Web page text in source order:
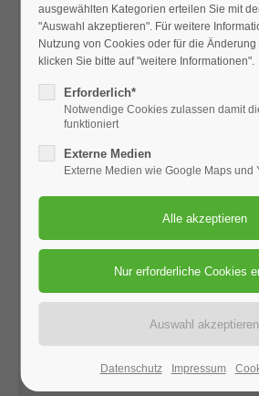
DAV-Newsletter
Monatsabend „Unfall am
Die DAV-Sektion Weißenburg
ausgewählten Kategorien erteilen Sie mit
"Auswahl akzeptieren". Für weitere
Nutzung von Cookies oder für die
klicken Sie bitte auf "weitere Informationen".
Erforderlich*
Notwendige Cookies zulassen damit
funktioniert
Externe Medien
Externe Medien wie Google Maps und
Datenschutz Impressum